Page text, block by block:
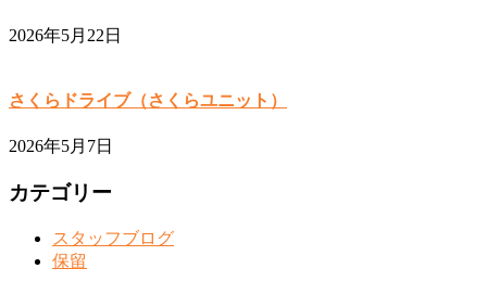
2026年5月22日
さくらドライブ（さくらユニット）
2026年5月7日
カテゴリー
スタッフブログ
保留